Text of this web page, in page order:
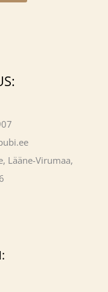
Lääne-Virumaa,